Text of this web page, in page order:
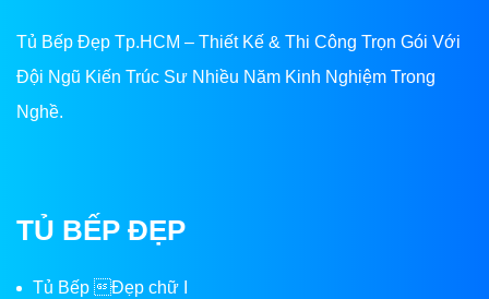
Tủ Bếp Đẹp Tp.HCM – Thiết Kế & Thi Công Trọn Gói Với
Đội Ngũ Kiến Trúc Sư Nhiều Năm Kinh Nghiệm Trong
Nghề.
TỦ BẾP ĐẸP
Tủ Bếp Đẹp chữ I